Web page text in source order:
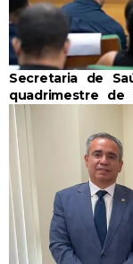
Secretaria de
quadrimestre de